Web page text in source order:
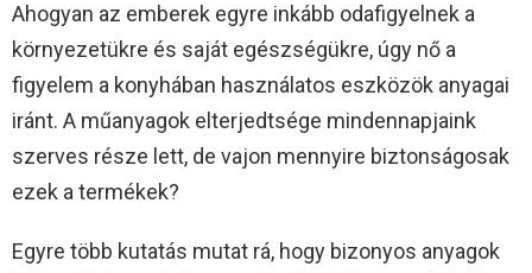
Ahogyan az emberek egyre inkább odafigyelnek a
környezetükre és saját egészségükre, úgy nő a
figyelem a konyhában használatos eszközök anyagai
iránt. A műanyagok elterjedtsége mindennapjaink
szerves része lett, de vajon mennyire biztonságosak
ezek a termékek?
Egyre több kutatás mutat rá, hogy bizonyos anyagok